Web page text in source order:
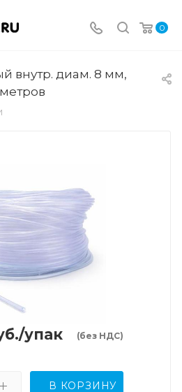
0
внутр. диам. 8 мм,
/упак (без НДС)
В КОРЗИНУ